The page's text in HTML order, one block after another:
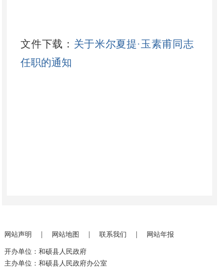
文件下载： 关于米尔夏提·玉素甫同志
任职的通知
网站声明 网站地图 联系我们 网站年报
开办单位：和硕县人民政府
主办单位：和硕县人民政府办公室